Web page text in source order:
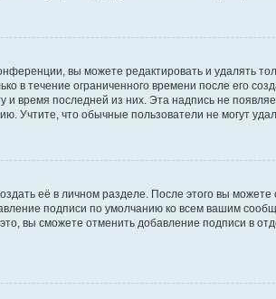
вы можете редактировать и удалять
в течение ограниченного времени после его
и время последней из них. Эта надпись не
Учтите, что обычные пользователи не могут
её в личном разделе. После этого вы можете
подписи по умолчанию ко всем вашим
вы сможете отменить добавление подписи в